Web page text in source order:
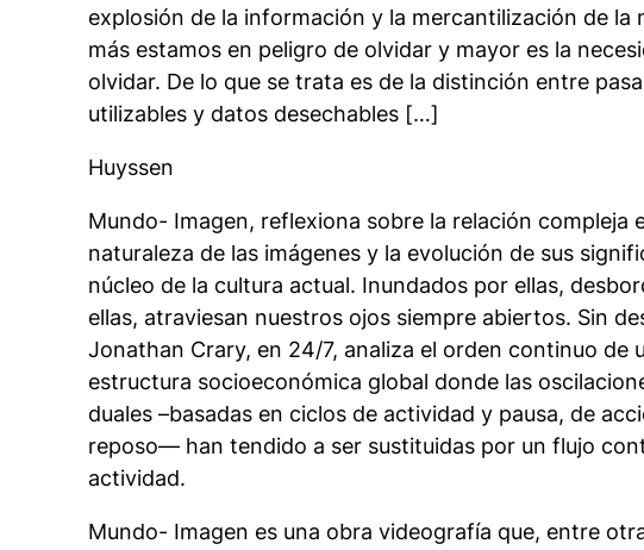
explosión de la información y la mercantilización de la
más estamos en peligro de olvidar y mayor es la
olvidar. De lo que se trata es de la distinción entre
utilizables y datos desechables […]
Huyssen
Mundo- Imagen, reflexiona sobre la relación compleja
naturaleza de las imágenes y la evolución de sus
núcleo de la cultura actual. Inundados por ellas,
ellas, atraviesan nuestros ojos siempre abiertos. Sin
Jonathan Crary, en 24/7, analiza el orden continuo de
estructura socioeconómica global donde las
duales –basadas en ciclos de actividad y pausa, de
reposo— han tendido a ser sustituidas por un flujo
actividad.
Mundo- Imagen es una obra videografía que, entre